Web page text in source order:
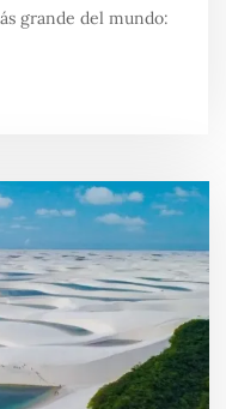
grande del mundo: